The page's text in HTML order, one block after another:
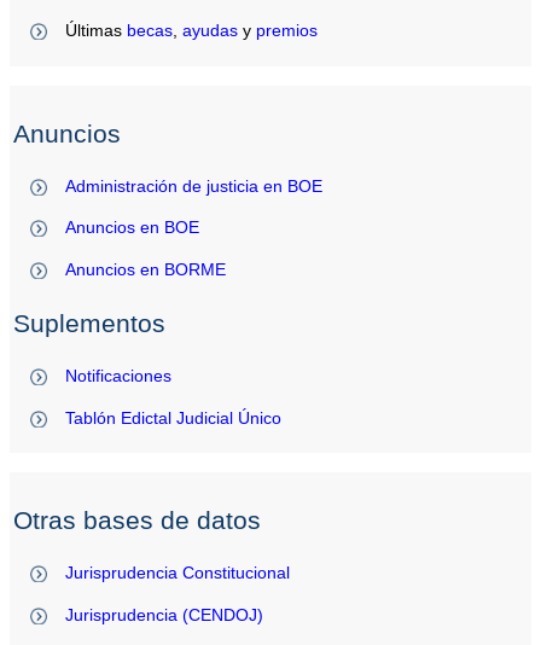
Últimas becas ,ayudas y premios
Anuncios
Administración de justicia en BOE
Anuncios en BOE
Anuncios en BORME
Suplementos
Notificaciones
Tablón Edictal Judicial Único
Otras bases de datos
Jurisprudencia Constitucional
Jurisprudencia (CENDOJ)